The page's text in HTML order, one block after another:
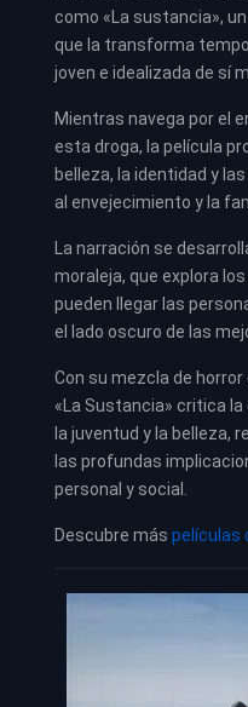
como «La sustancia»,
que la transforma
joven e idealizada de sí
Mientras navega por el
esta droga, la película
belleza, la identidad y
al envejecimiento y la
La narración se
moraleja, que explora
pueden llegar las
el lado oscuro de las
Con su mezcla de
«La Sustancia» critica
la juventud y la belleza,
las profundas
personal y social.
Descubre más películas